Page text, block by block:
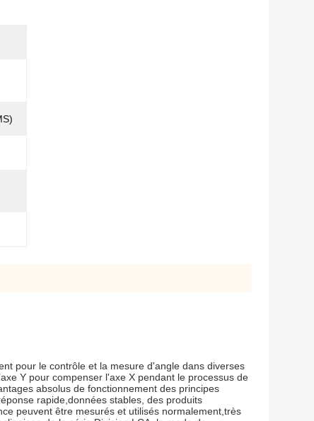
pour le contrôle et la mesure d'angle dans diverses
Y pour compenser l'axe X pendant le processus de
absolus de fonctionnement des principes
rapide,données stables, des produits
peuvent être mesurés et utilisés normalement,très